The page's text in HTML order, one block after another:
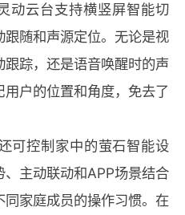
动云台支持横竖屏智能切
随和声源定位。无论是视
踪，还是语音唤醒时的声
户的位置和角度，免去了
可控制家中的萤石智能设
主动联动和APP场景结合
家庭成员的操作习惯。在